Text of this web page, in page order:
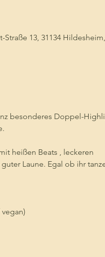
13, 31134 Hildesheim,
besonderes Doppel-
heißen Beats , leckeren
Laune. Egal ob ihr